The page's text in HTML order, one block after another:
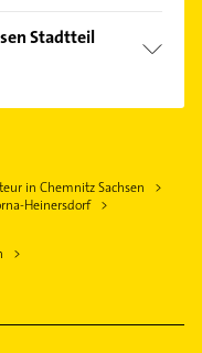
Stadtteil
in Chemnitz Sachsen
Heinersdorf